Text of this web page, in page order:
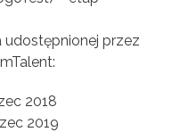
udostępnionej przez
2018
2019